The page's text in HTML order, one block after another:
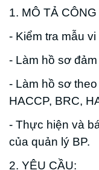
1. MÔ TẢ CÔNG
- Kiểm tra mẫu
- Làm hồ sơ
- Làm hồ sơ
HACCP, BRC,
- Thực hiện và
của quản lý BP.
2. YÊU CẦU: